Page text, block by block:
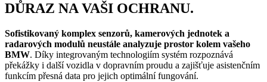
DŮRAZ NA VAŠI OCHRANU.
Sofistikovaný komplex senzorů, kamerových jednotek a
radarových modulů neustále analyzuje prostor kolem vašeho
BMW. Díky integrovaným technologiím systém rozpoznává
překážky i další vozidla v dopravním proudu a zajišťuje asistenčním
funkcím přesná data pro jejich optimální fungování.